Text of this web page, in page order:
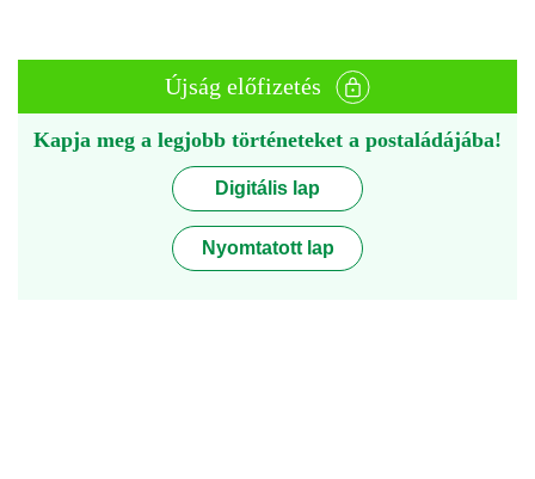
Újság előfizetés
Kapja meg a legjobb történeteket a postaládájába!
Digitális lap
Nyomtatott lap